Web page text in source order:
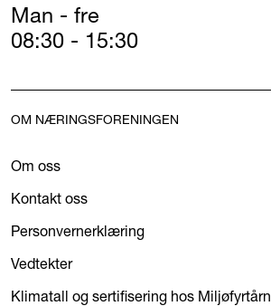
Man - fre
08:30 - 15:30
OM NÆRINGSFORENINGEN
Om oss
Kontakt oss
Personvernerklæring
Vedtekter
Klimatall og sertifisering hos Miljøfyrtårn